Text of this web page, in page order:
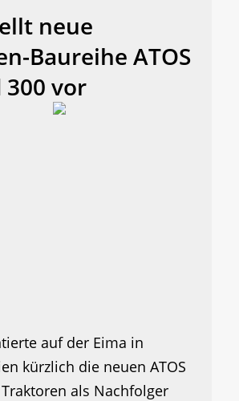
neue
Baureihe ATOS
300 vor
auf der Eima in
kürzlich die neuen ATOS
als Nachfolger